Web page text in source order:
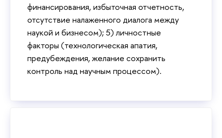
финансирования, избыточная отчетность,
отсутствие налаженного диалога между
наукой и бизнесом); 5) личностные
факторы (технологическая апатия,
предубеждения, желание сохранить
контроль над научным процессом).